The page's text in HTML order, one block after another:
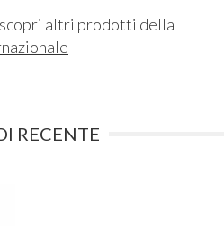
scopri altri prodotti della
RECENTE